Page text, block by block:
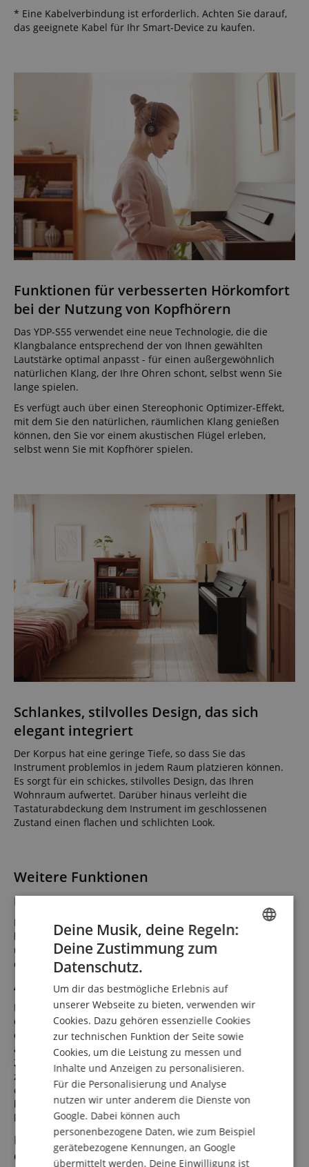
* Eine Kabelverbindung ist erforderlich. Achten Sie darauf,
das geeignete Kabel für Ihr Smart-Device zu kaufen.
Funktionen für verbesserten Hörkomfort
bei der Nutzung von Kopfhörern
Das YDP-S55 verwendet eine neue Technologie, die die
Klangbalance entsprechend der von Ihnen gewählten
Lautstärke optimal anpasst - für einen außergewöhnlich
natürlichen Klang, der Ihre Ohren schont, selbst wenn Sie
lange spielen.
Es verfügt auch über einen Stereophonic Optimizer-Effekt,
mit dem Sie den natürlichen, räumlichen Klang genießen
können, den Sie vor einem akustischen Flügel erleben,
selbst wenn Sie mit Kopfhörer spielen.
Schlankes, stilvolles Design, das sich
elegant integriert
Der Korpus hat eine geringe Tiefe, so dass Sie das
Instrument problemlos in jedem Raum platzieren können.
Es sorgt für ein schickes, stilvolles Design, das Ihren
Wohnraum aufwertet. Darüber hinaus verleiht die
Tastaturabdeckung dem Instrument im geschlossenen
Zustand einen flachen und schlichten Look.
Weitere Funktionen
Begrenzung der maximalen Lautstärke
Mit einer neuen Funktion für die Lautstärkenbegrenzung
können Sie eine festgelegte Maximal-Lautstärke bestimmen,
um Ihr Gehör vor einem überhöhten Lautstärke-Pegel über
die Lautsprecher oder den Kopfhörern zu schützen.
Aufnahme und Wiedergabe ihrer Performances
Das YDP-S55 verfügt über leistungsstarke Funktionen, mit
denen Sie Ihre Performances aufnehmen und überprüfen
oder einen Part mit nur einer Hand aufnehmen und den
anderen üben können, während Sie den ersten mithören.
Zusätzlich können Sie zwei Spuren separat aufnehmen -
zum Beispiel die eine der linken und der rechten Hand -
oder zwei verschiedene Klänge nacheinander, um so einen
kompletten Song und ein komplettes Arrangement zu
kreieren.
Mit einem Partner zusammenspielen - in
derselben Oktavlage
FRENCH
SPANISH
Deine Musik, deine Regeln:
Deine Zustimmung zum
Datenschutz.
Um dir das bestmögliche Erlebnis auf
unserer Webseite zu bieten, verwenden wir
Cookies. Dazu gehören essenzielle Cookies
zur technischen Funktion der Seite sowie
Cookies, um die Leistung zu messen und
Inhalte und Anzeigen zu personalisieren.
Für die Personalisierung und Analyse
nutzen wir unter anderem die Dienste von
Google. Dabei können auch
personenbezogene Daten, wie zum Beispiel
gerätebezogene Kennungen, an Google
übermittelt werden. Deine Einwilligung ist